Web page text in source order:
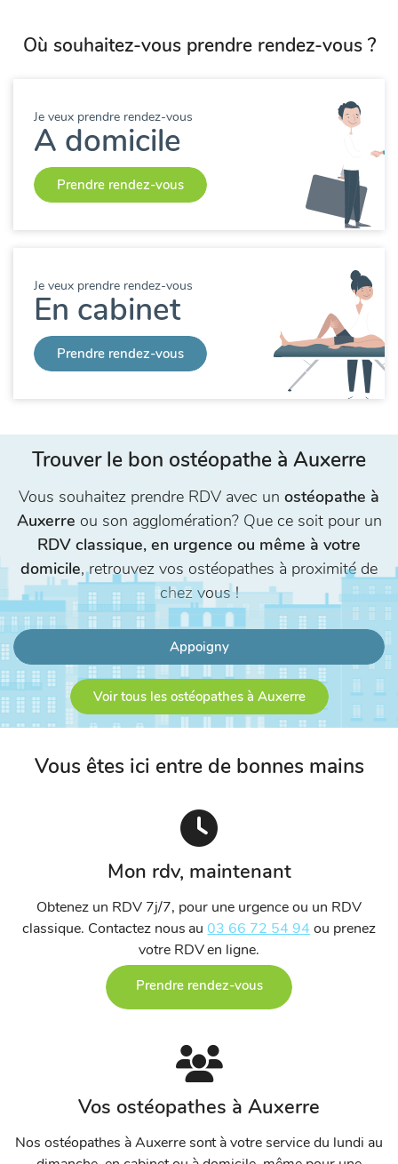
Où souhaitez-vous prendre rendez-vous ?
Je veux prendre rendez-vous
A domicile
Prendre rendez-vous
Je veux prendre rendez-vous
En cabinet
Prendre rendez-vous
Trouver le bon ostéopathe à Auxerre
Vous souhaitez prendre RDV avec un ostéopathe à
Auxerre ou son agglomération? Que ce soit pour un
RDV classique, en urgence ou même à votre
domicile, retrouvez vos ostéopathes à proximité de
chez vous !
Appoigny
Voir tous les ostéopathes à Auxerre
Vous êtes ici entre de bonnes mains
Mon rdv, maintenant
Obtenez un RDV 7j/7, pour une urgence ou un RDV
classique. Contactez nous au 03 66 72 54 94 ou prenez
votre RDV en ligne.
Prendre rendez-vous
Vos ostéopathes à Auxerre
Nos ostéopathes à Auxerre sont à votre service du lundi au